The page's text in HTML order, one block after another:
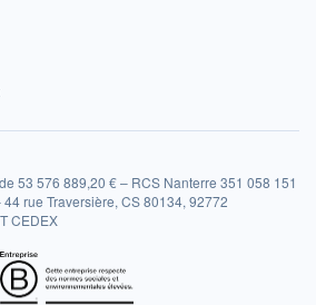
53 576 889,20 € – RCS Nanterre 351 058 151
rue Traversière, CS 80134, 92772
CEDEX